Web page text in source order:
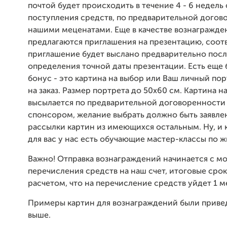
почтой будет происходить в течение 4 - 6
поступления средств, по предварительной
нашими меценатами. Еще в качестве
предлагаются приглашения на презентацию,
приглашение будет выслано предварительно
определения точной даты презентации. Есть еще
бонус - это картина на выбор или Ваш личный
на заказ. Размер портрета до 50х60 см. Картина
высылается по предварительной договоренности
спонсором, желание выбрать должно быть
рассылки картин из имеющихся остальным. Ну, и
для вас у нас есть обучающие мастер-классы по
Важно! Отправка вознаграждений начинается с
перечисления средств на наш счет, итоговые
расчетом, что на перечисление средств уйдет 1
Примеры картин для вознаграждений были
выше.